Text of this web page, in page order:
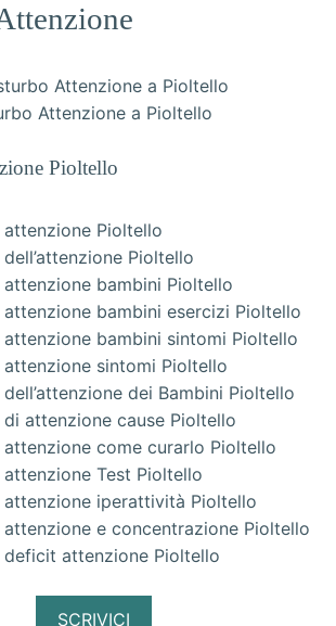
Attenzione a Pioltello
Pioltello
Pioltello
Pioltello
bambini Pioltello
bambini esercizi Pioltello
bambini sintomi Pioltello
sintomi Pioltello
dei Bambini Pioltello
attenzione cause Pioltello
come curarlo Pioltello
Test Pioltello
attenzione iperattività Pioltello
e concentrazione Pioltello
deficit attenzione Pioltello
SCRIVICI